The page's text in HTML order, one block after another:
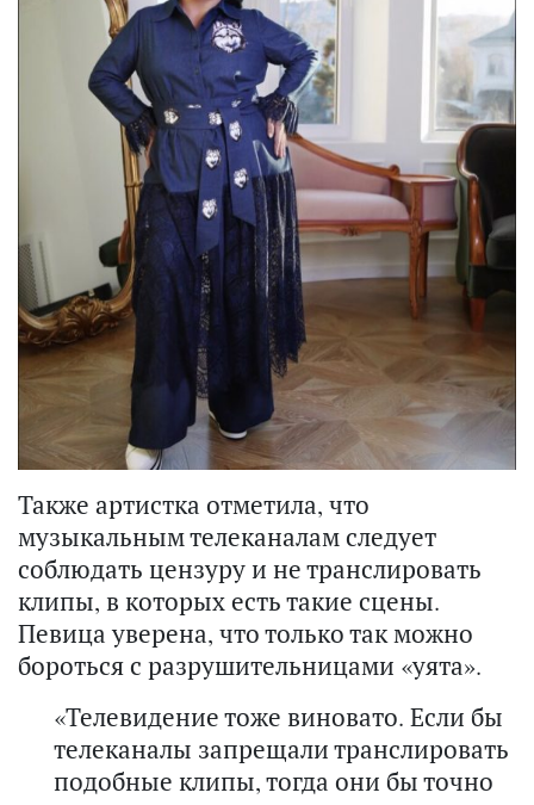
Также артистка отметила, что
музыкальным телеканалам следует
соблюдать цензуру и не транслировать
клипы, в которых есть такие сцены.
Певица уверена, что только так можно
бороться с разрушительницами «уята».
«Телевидение тоже виновато. Если бы
телеканалы запрещали транслировать
подобные клипы, тогда они бы точно